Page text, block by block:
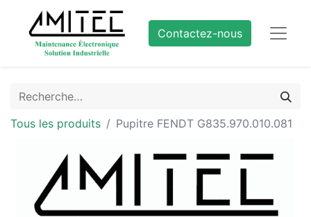
Contactez-nous
Tous les produits Pupitre FENDT G835.970.010.081